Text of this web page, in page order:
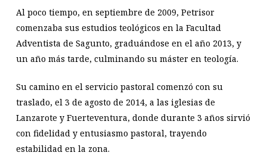
Al poco tiempo, en septiembre de 2009, Petrisor
comenzaba sus estudios teológicos en la Facultad
Adventista de Sagunto, graduándose en el año 2013, y
un año más tarde, culminando su máster en teología.
Su camino en el servicio pastoral comenzó con su
traslado, el 3 de agosto de 2014, a las iglesias de
Lanzarote y Fuerteventura, donde durante 3 años sirvió
con fidelidad y entusiasmo pastoral, trayendo
estabilidad en la zona.